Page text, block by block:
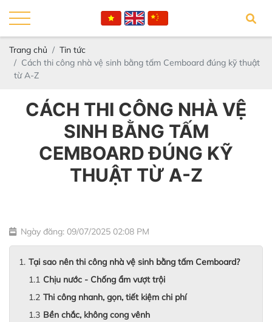
Trang chủ
Tin tức
Cách thi công nhà vệ sinh bằng tấm Cemboard đúng kỹ thuật
từ A-Z
CÁCH THI CÔNG NHÀ VỆ
SINH BẰNG TẤM
CEMBOARD ĐÚNG KỸ
THUẬT TỪ A-Z
Ngày đăng: 09/07/2025 02:08 PM
Tại sao nên thi công nhà vệ sinh bằng tấm Cemboard?
Chịu nước - Chống ẩm vượt trội
Thi công nhanh, gọn, tiết kiệm chi phí
Bền chắc, không cong vênh